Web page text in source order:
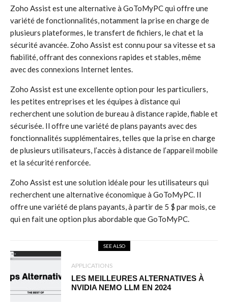
Zoho Assist est une alternative à GoToMyPC qui offre une
variété de fonctionnalités, notamment la prise en charge de
plusieurs plateformes, le transfert de fichiers, le chat et la
sécurité avancée. Zoho Assist est connu pour sa vitesse et sa
fiabilité, offrant des connexions rapides et stables, même
avec des connexions Internet lentes.
Zoho Assist est une excellente option pour les particuliers,
les petites entreprises et les équipes à distance qui
recherchent une solution de bureau à distance rapide, fiable et
sécurisée. Il offre une variété de plans payants avec des
fonctionnalités supplémentaires, telles que la prise en charge
de plusieurs utilisateurs, l’accès à distance de l’appareil mobile
et la sécurité renforcée.
Zoho Assist est une solution idéale pour les utilisateurs qui
recherchent une alternative économique à GoToMyPC. Il
offre une variété de plans payants, à partir de 5 $ par mois, ce
qui en fait une option plus abordable que GoToMyPC.
SEE ALSO
APPLICATIONS
LES MEILLEURES ALTERNATIVES À
NVIDIA NEMO LLM EN 2024